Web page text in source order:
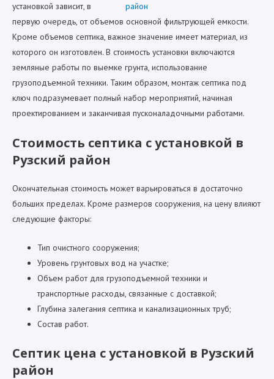
установкой зависит, в
первую очередь, от объемов основной фильтрующей емкости.
Кроме объемов септика, важное значение имеет материал, из
которого он изготовлен. В стоимость установки включаются
земляные работы по выемке грунта, использование
грузоподъемной техники. Таким образом, монтаж септика под
ключ подразумевает полный набор мероприятий, начиная
проектированием и заканчивая пусконаладочными работами.
Стоимость септика с установкой в
Рузский район
Окончательная стоимость может варьироваться в достаточно
больших пределах. Кроме размеров сооружения, на цену влияют
следующие факторы:
Тип очистного сооружения;
Уровень грунтовых вод на участке;
Объем работ для грузоподъемной техники и
транспортные расходы, связанные с доставкой;
Глубина залегания септика и канализационных труб;
Состав работ.
Септик цена с установкой в Рузский
район